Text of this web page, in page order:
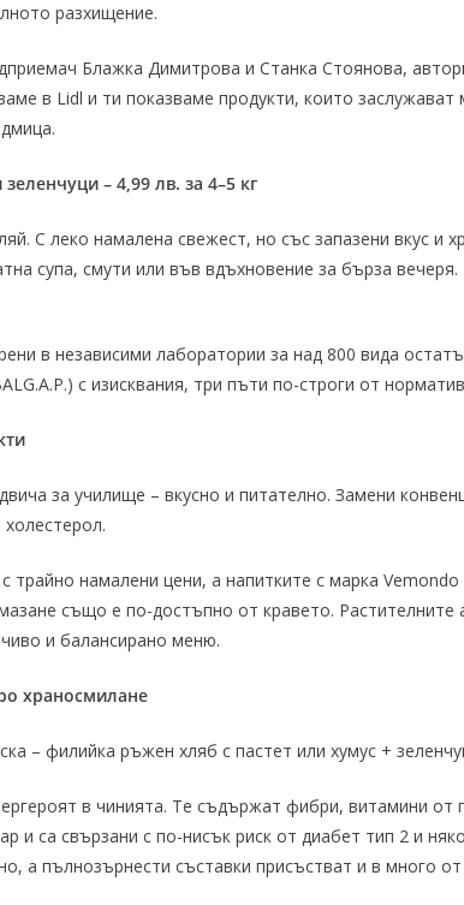
разхищение.
Блажка Димитрова и Станка Стоянова,
в Lidl и ти показваме продукти, които заслужават
– 4,99 лв. за 4–5 кг
С леко намалена свежест, но със запазени вкус и
супа, смути или във вдъхновение за бърза
в независими лаборатории за над 800 вида
с изисквания, три пъти по-строги от
за училище – вкусно и питателно. Замени
трайно намалени цени, а напитките с марка
също е по-достъпно от кравето.
и балансирано меню.
храносмилане
– филийка ръжен хляб с пастет или хумус +
в чинията. Те съдържат фибри, витамини
и са свързани с по-нисък риск от диабет тип 2 и
а пълнозърнести съставки присъстват и в много от